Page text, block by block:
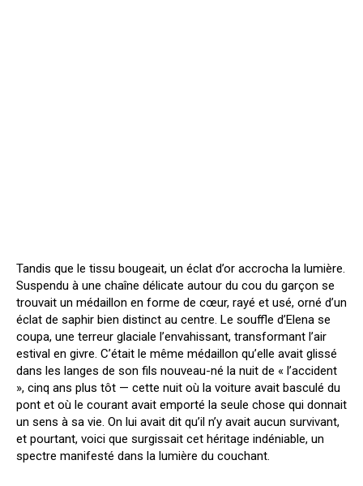
Tandis que le tissu bougeait, un éclat d’or accrocha la lumière.
Suspendu à une chaîne délicate autour du cou du garçon se
trouvait un médaillon en forme de cœur, rayé et usé, orné d’un
éclat de saphir bien distinct au centre. Le souffle d’Elena se
coupa, une terreur glaciale l’envahissant, transformant l’air
estival en givre. C’était le même médaillon qu’elle avait glissé
dans les langes de son fils nouveau-né la nuit de « l’accident
», cinq ans plus tôt — cette nuit où la voiture avait basculé du
pont et où le courant avait emporté la seule chose qui donnait
un sens à sa vie. On lui avait dit qu’il n’y avait aucun survivant,
et pourtant, voici que surgissait cet héritage indéniable, un
spectre manifesté dans la lumière du couchant.